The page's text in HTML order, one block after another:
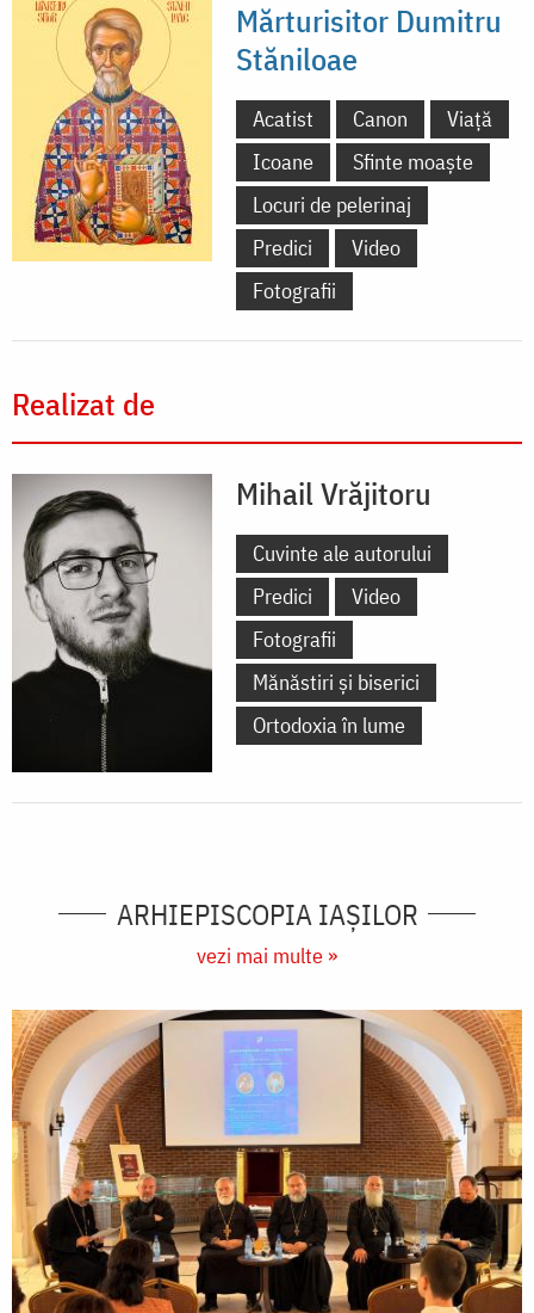
Mărturisitor Dumitru
Stăniloae
Acatist Canon
Viață
Icoane
Sfinte moaște
Locuri de pelerinaj
Predici
Video
Fotografii
Realizat de
Mihail Vrăjitoru
Cuvinte ale autorului
Predici
Video
Fotografii
Mănăstiri și biserici
Ortodoxia în lume
ARHIEPISCOPIA IAŞILOR
vezi mai multe »